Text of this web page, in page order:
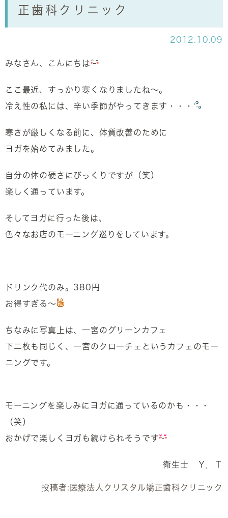
正歯科クリニック
2012.10.09
みなさん、こんにちは
ここ最近、すっかり寒くなりましたね～。
冷え性の私には、辛い季節がやってきます・・・
寒さが厳しくなる前に、体質改善のために
ヨガを始めてみました。
自分の体の硬さにびっくりですが（笑）
楽しく通っています。
そしてヨガに行った後は、
色々なお店のモーニング巡りをしています。
ドリンク代のみ。380円
お得すぎる～
ちなみに写真上は、一宮のグリーンカフェ
下二枚も同じく、一宮のクローチェというカフェのモー
ニングです。
モーニングを楽しみにヨガに通っているのかも・・・
（笑）
おかげで楽しくヨガも続けられそうです
衛生士 Ｙ．Ｔ
投稿者: 医療法人クリスタル矯正歯科クリニック